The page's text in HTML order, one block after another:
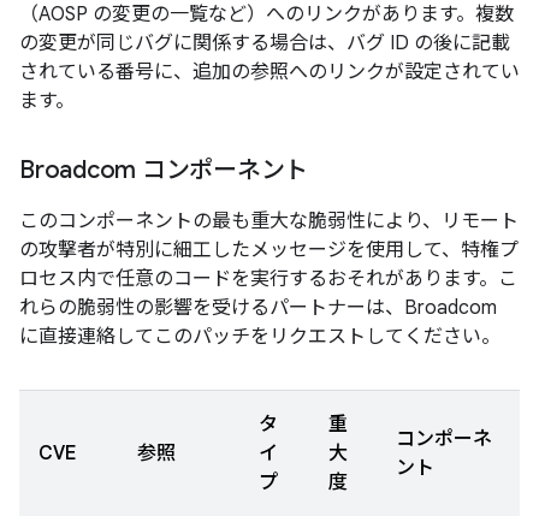
（AOSP の変更の一覧など）へのリンクがあります。複数
の変更が同じバグに関係する場合は、バグ ID の後に記載
されている番号に、追加の参照へのリンクが設定されてい
ます。
Broadcom コンポーネント
このコンポーネントの最も重大な脆弱性により、リモート
の攻撃者が特別に細工したメッセージを使用して、特権プ
ロセス内で任意のコードを実行するおそれがあります。こ
れらの脆弱性の影響を受けるパートナーは、Broadcom
に直接連絡してこのパッチをリクエストしてください。
CVE 参照
タ
イ
プ
重
大
度
コンポーネ
ント